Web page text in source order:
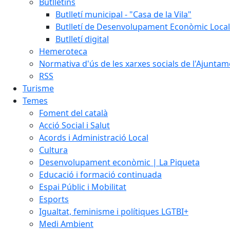
Butlletí municipal - "Casa de la Vila"
Butlletí de Desenvolupament Econòmic Local
Butlletí digital
Hemeroteca
Normativa d'ús de les xarxes socials de
RSS
Turisme
Temes
Foment del català
Acció Social i Salut
Acords i Administració Local
Cultura
Desenvolupament econòmic | La Piqueta
Educació i formació continuada
Espai Públic i Mobilitat
Esports
Igualtat, feminisme i polítiques LGTBI+
Medi Ambient